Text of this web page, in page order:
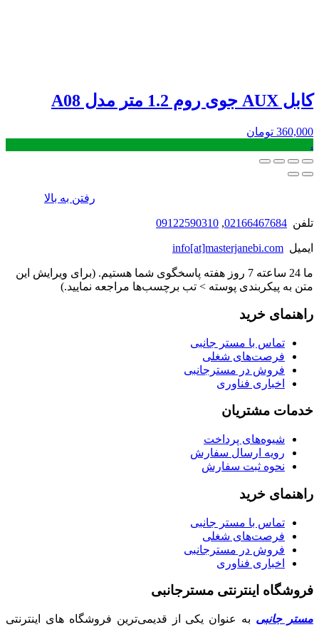
کابل AUX جوی روم 1.2 متر مدل A08
360,000 تومان
.
رفتن به بالا
تلفن 02166467684
,
09122590310
ایمیل info[at]masterjanebi.com
ما 24 ساعته 7 روز هفته پاسخگوی شما هستیم. (برای ویرایش این
متن به پیکربندی پوسته > تب برچسب‌ها مراجعه نمایید.)
راهنمای خرید
تماس با مستر جانبی
فرصت‌های شغلی
فروش در مسترجانبی
اخباری فناوری
خدمات مشتریان
شیوه‌های پرداخت
رویه ارسال سفارش
نحوه ثبت سفارش
راهنمای خرید
تماس با مستر جانبی
فرصت‌های شغلی
فروش در مسترجانبی
اخباری فناوری
فروشگاه اینترنتی مسترجانبی
مستر جانبی به عنوان یکی از قدیمی‌ترین فروشگاه های اینترنتی